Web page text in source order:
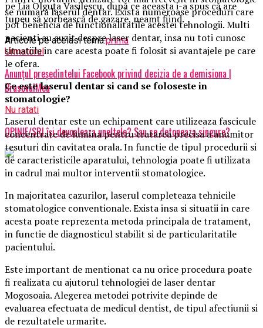
pe Lia Olguţa Vasilescu, după ce aceasta i-a spus că are
tupeu să vorbească de gazare, neamţ fiind.
Articole pe aceiasi tema:prima
Urmatorul
Anunţul preşedintelui Facebook privind decizia de a demisiona |
BrasovulMeu
Nu ratati
OPINIE/SRI își devoaleaza uneltele? Sau se detoneaza singure?
se numara laserul dentar. Exista numeroase proceduri care
pot beneficia de functionalitatile acestei tehnologii. Multi
pacienti au auzit despre laser dentar, insa nu toti cunosc
situatiile in care acesta poate fi folosit si avantajele pe care
le ofera.
Ce este laserul dentar si cand se foloseste in
stomatologie?
Laserul dentar este un echipament care utilizeaza fascicule
concentrate de lumina pentru tratarea precisa a anumitor
tesuturi din cavitatea orala. In functie de tipul procedurii si
de caracteristicile aparatului, tehnologia poate fi utilizata
in cadrul mai multor interventii stomatologice.
In majoritatea cazurilor, laserul completeaza tehnicile
stomatologice conventionale. Exista insa si situatii in care
acesta poate reprezenta metoda principala de tratament,
in functie de diagnosticul stabilit si de particularitatile
pacientului.
Este important de mentionat ca nu orice procedura poate
fi realizata cu ajutorul tehnologiei de laser dentar
Mogosoaia. Alegerea metodei potrivite depinde de
evaluarea efectuata de medicul dentist, de tipul afectiunii si
de rezultatele urmarite.